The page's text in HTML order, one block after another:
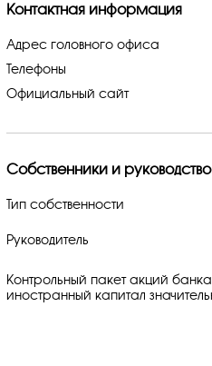
Контактная информация
Адрес головного офиса
Телефоны
Официальный сайт
Собственники и руководство
Тип собственности
Руководитель
Контрольный пакет акций
иностранный капитал